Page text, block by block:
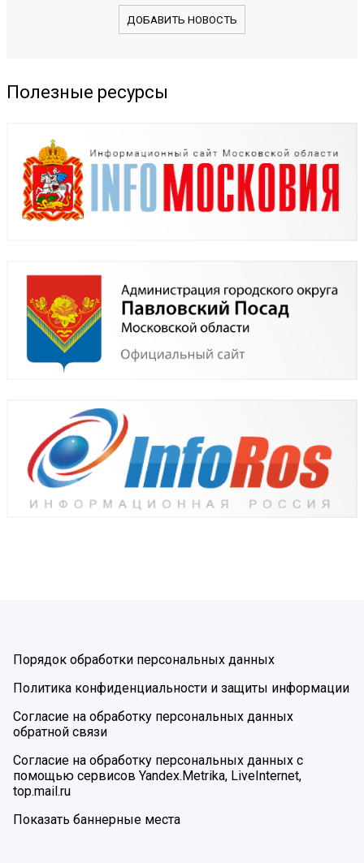
ДОБАВИТЬ НОВОСТЬ
Полезные ресурсы
Порядок обработки персональных данных
Политика конфиденциальности и защиты информации
Согласие на обработку персональных данных
обратной связи
Согласие на обработку персональных данных с
помощью сервисов Yandex.Metrika, LiveInternet,
top.mail.ru
Показать баннерные места